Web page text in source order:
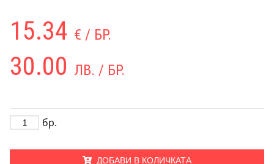
15.34 € / БР.
30.00 ЛВ. / БР.
бр.
ДОБАВИ В КОЛИЧКАТА